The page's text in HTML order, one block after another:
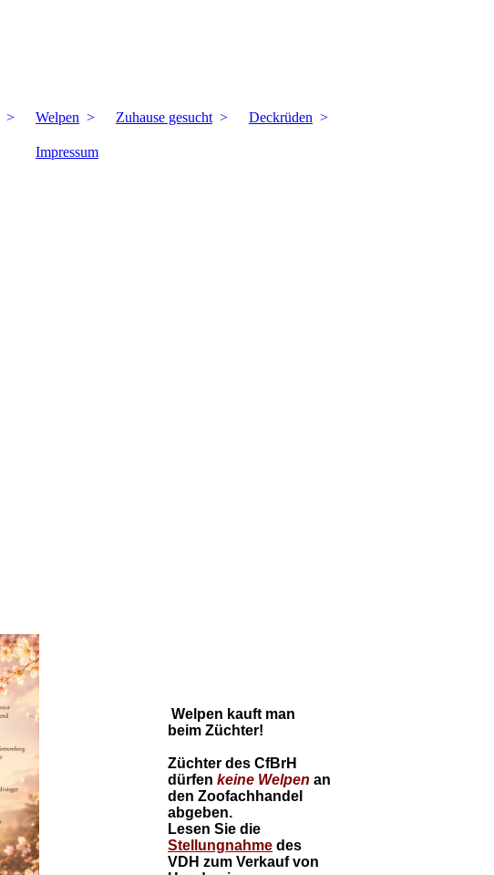
Welpen Zuhause gesucht Deckrüden
Impressum
Welpen kauft man
beim Züchter!
Züchter des CfBrH
dürfen keine Welpen an
den Zoofachhandel
abgeben.
Lesen Sie die
Stellungnahme des
VDH zum Verkauf von